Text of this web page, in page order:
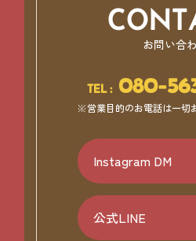
お問い合
TEL :080-
※営業目的のお電話は一切
Instagram DM
公式LINE